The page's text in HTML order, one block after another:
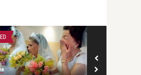
UNCATEGORIZED
Simona Catrina